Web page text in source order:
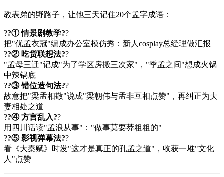
教表弟的野路子，让他三天记住20个孟字成语：
??① 情景剧教学??
把"优孟衣冠"编成办公室模仿秀：新人cosplay总经理做汇报
??② 吃货联想法??
"孟母三迁"记成"为了学区房搬三次家"，"季孟之间"想成火锅
中辣锅底
??③ 错位造句法??
故意把"梁孟相敬"说成"梁朝伟与孟非互相点赞"，再纠正为夫
妻相处之道
??④ 方言乱入??
用四川话读"孟浪从事"："做事莫要莽粗粗的"
??⑤ 影视弹幕法??
看《大秦赋》时发"这才是真正的孔孟之道"，收获一堆"文化
人"点赞